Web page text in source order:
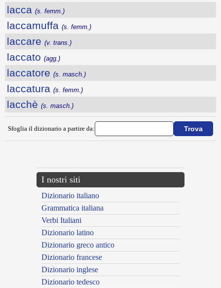
lacca (s. femm.)
laccamuffa (s. femm.)
laccare (v. trans.)
laccato (agg.)
laccatore (s. masch.)
laccatura (s. femm.)
lacchè (s. masch.)
Sfoglia il dizionario a partire da:
I nostri siti
Dizionario italiano
Grammatica italiana
Verbi Italiani
Dizionario latino
Dizionario greco antico
Dizionario francese
Dizionario inglese
Dizionario tedesco